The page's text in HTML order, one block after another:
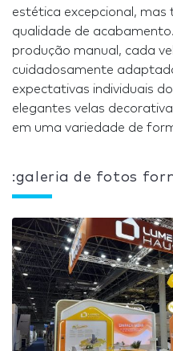
estética excepcional,
qualidade de
produção manual, cada
cuidadosamente
expectativas individuais
elegantes velas
em uma variedade de
:galeria de fotos